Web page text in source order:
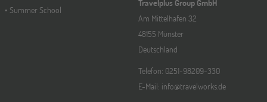
Summer School
Travelplus Group GmbH
Am Mittelhafen 32
48155 Münster
Deutschland
Telefon: 0251-98209-330
E-Mail: info@travelworks.de